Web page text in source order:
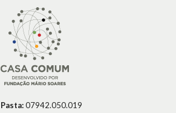
Pasta:07942.050.019